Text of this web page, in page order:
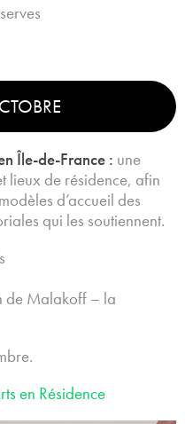
Île-de-France : une
lieux de résidence, afin
d’accueil des
qui les soutiennent.
de Malakoff – la
en Résidence